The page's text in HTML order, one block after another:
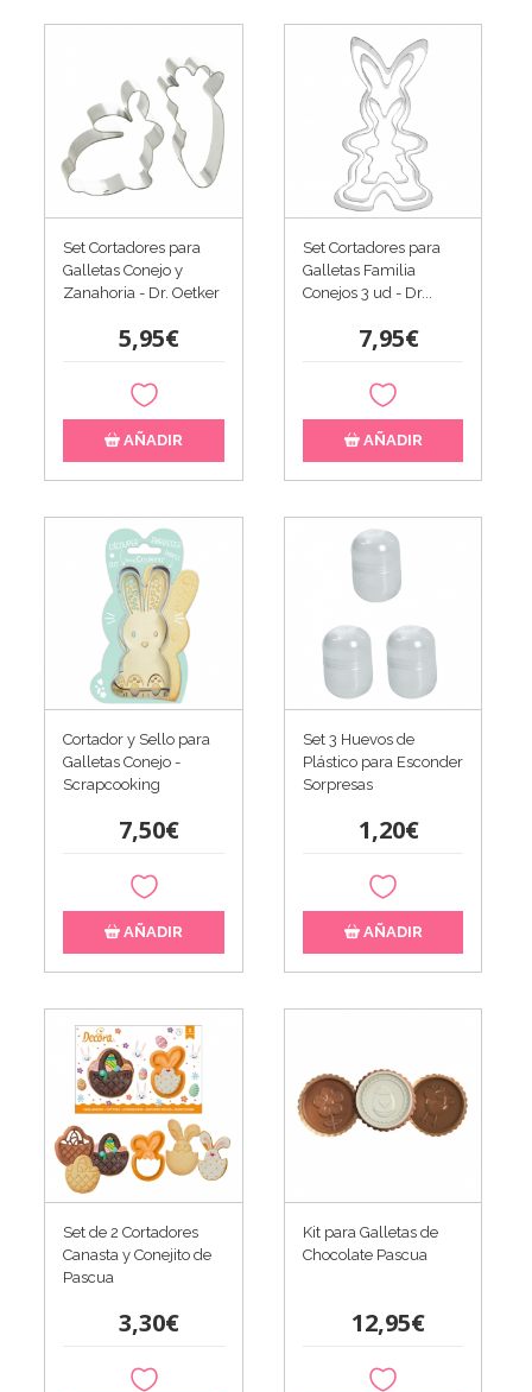
Set Cortadores para
Galletas Conejo y
Zanahoria - Dr. Oetker
5,95€
AÑADIR
Set Cortadores para
Galletas Familia
Conejos 3 ud - Dr...
7,95€
AÑADIR
Cortador y Sello para
Galletas Conejo -
Scrapcooking
7,50€
AÑADIR
Set 3 Huevos de
Plástico para Esconder
Sorpresas
1,20€
AÑADIR
Set de 2 Cortadores
Canasta y Conejito de
Pascua
3,30€
Kit para Galletas de
Chocolate Pascua
12,95€